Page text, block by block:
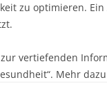
zu optimieren.
vertiefenden
Mehr